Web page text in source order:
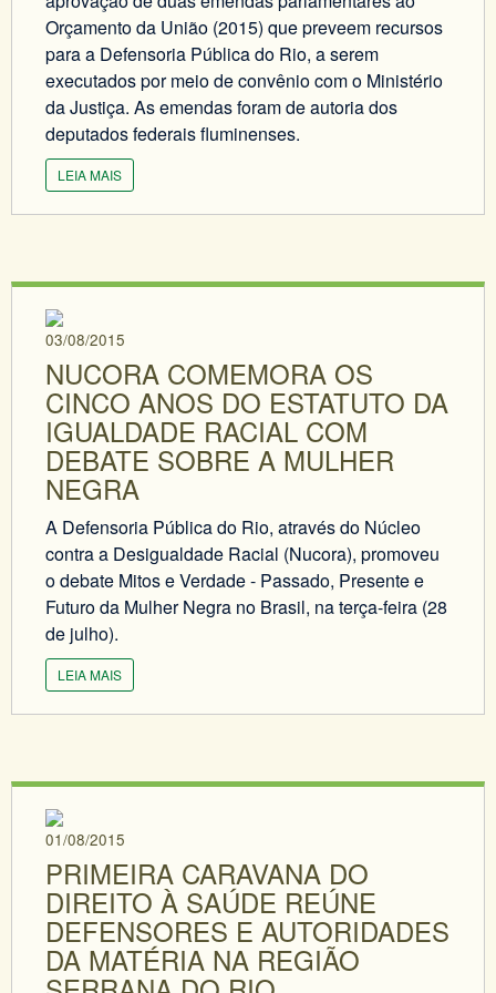
Orçamento da União (2015) que preveem recursos
para a Defensoria Pública do Rio, a serem
executados por meio de convênio com o Ministério
da Justiça. As emendas foram de autoria dos
deputados federais fluminenses.
LEIA MAIS
03/08/2015
NUCORA COMEMORA OS
CINCO ANOS DO ESTATUTO DA
IGUALDADE RACIAL COM
DEBATE SOBRE A MULHER
NEGRA
A Defensoria Pública do Rio, através do Núcleo
contra a Desigualdade Racial (Nucora), promoveu
o debate Mitos e Verdade - Passado, Presente e
Futuro da Mulher Negra no Brasil, na terça-feira (28
de julho).
LEIA MAIS
01/08/2015
PRIMEIRA CARAVANA DO
DIREITO À SAÚDE REÚNE
DEFENSORES E AUTORIDADES
DA MATÉRIA NA REGIÃO